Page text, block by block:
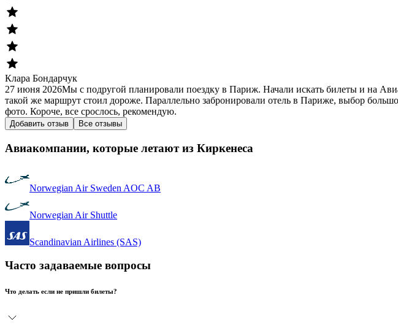
Клара Бондарчук
27 июня 2026Мы с подругой планировали поездку в Париж. Начали искать билеты и на
такой же маршрут стоил дороже. Параллельно забронировали отель в Париже, выбор
фото. Короче, все срослось, рекомендую.
Добавить отзыв Все отзывы
Авиакомпании, которые летают из Киркенеса
Norwegian Air Sweden AOC AB
Norwegian Air Shuttle
Scandinavian Airlines (SAS)
Часто задаваемые вопросы
Что делать если не пришли билеты?